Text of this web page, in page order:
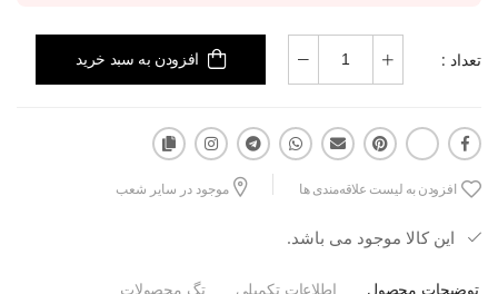
تعداد : افزودن به سبد خرید
افزودن به لیست علاقه‌مندی ها موجود در سایر شعب
این کالا موجود می باشد.
توضیحات محصول اطلاعات تکمیلی تگ محصولات